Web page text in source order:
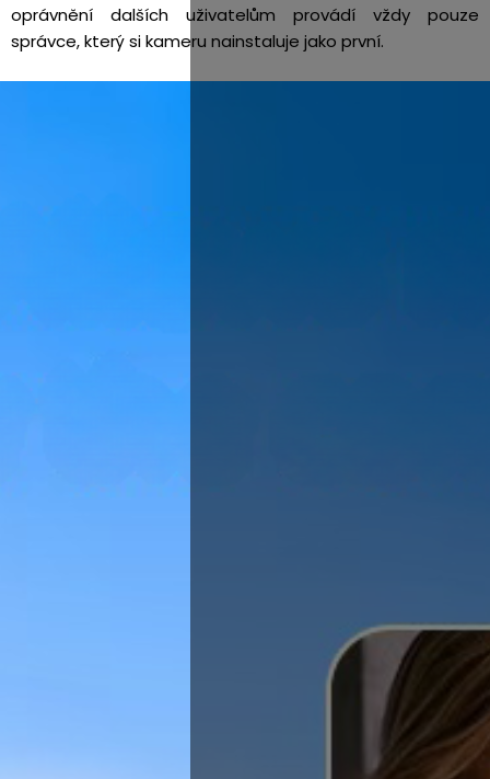
oprávnění dalších uživatelům provádí vždy pouze
správce, který si kameru nainstaluje jako první.